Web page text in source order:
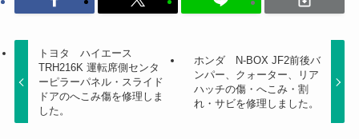
トヨタ ハイエース
TRH216K 運転席側センタ
ーピラーパネル・スライド
ドアのへこみ傷を修理しま
した。
ホンダ N-BOX JF2前後バ
ンパー、クォーター、リア
ハッチの傷・へこみ・割
れ・サビを修理しました。